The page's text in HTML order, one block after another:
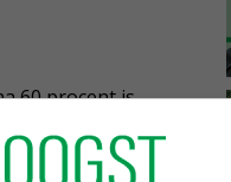
60 procent is
andere